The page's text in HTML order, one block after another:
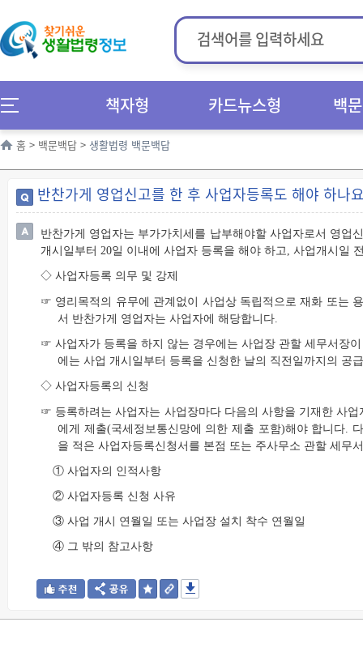
책자형 카드뉴스형 백
홈 > 백문백답 > 생활법령 백문백답
반찬가게 영업신고를 한 후 사업자등록도 해야 하나
반찬가게 영업자는 부가가치세를 납부해야할 사업자로서 영업
개시일부터 20일 이내에 사업자 등록을 해야 하고, 사업개시일
◇ 사업자등록 의무 및 강제
☞ 영리목적의 유무에 관계없이 사업상 독립적으로 재화 또는
서 반찬가게 영업자는 사업자에 해당합니다.
☞ 사업자가 등록을 하지 않는 경우에는 사업장 관할 세무서장
에는 사업 개시일부터 등록을 신청한 날의 직전일까지의 공
◇ 사업자등록의 신청
☞ 등록하려는 사업자는 사업장마다 다음의 사항을 기재한 사
에게 제출(국세정보통신망에 의한 제출 포함)해야 합니다.
을 적은 사업자등록신청서를 본점 또는 주사무소 관할 세무
① 사업자의 인적사항
② 사업자등록 신청 사유
③ 사업 개시 연월일 또는 사업장 설치 착수 연월일
④ 그 밖의 참고사항